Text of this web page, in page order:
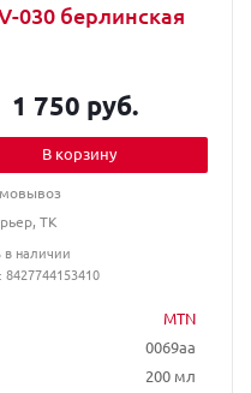
030 берлинская
MTN
0069aa
200 мл
1 750 руб.
В корзину
ТК
в наличии
8427744153410